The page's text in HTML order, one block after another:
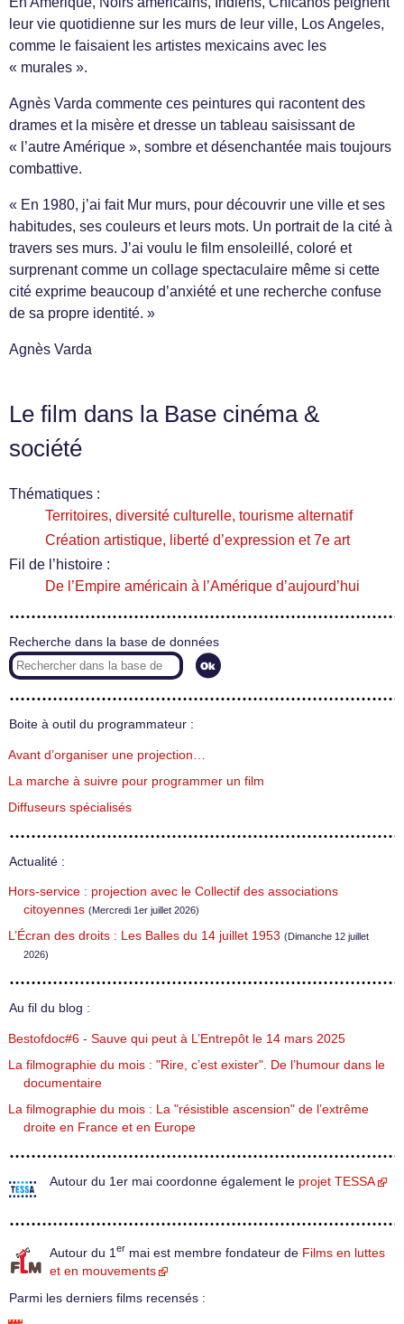
leur vie quotidienne sur les murs de leur ville, Los Angeles,
comme le faisaient les artistes mexicains avec les
« murales ».
Agnès Varda commente ces peintures qui racontent des
drames et la misère et dresse un tableau saisissant de
« l’autre Amérique », sombre et désenchantée mais toujours
combattive.
« En 1980, j’ai fait Mur murs, pour découvrir une ville et ses
habitudes, ses couleurs et leurs mots. Un portrait de la cité à
travers ses murs. J’ai voulu le film ensoleillé, coloré et
surprenant comme un collage spectaculaire même si cette
cité exprime beaucoup d’anxiété et une recherche confuse
de sa propre identité. »
Agnès Varda
Le film dans la Base cinéma &
société
Thématiques :
Territoires, diversité culturelle, tourisme alternatif
Création artistique, liberté d’expression et 7e art
Fil de l’histoire :
De l’Empire américain à l’Amérique d’aujourd’hui
Recherche dans la base de données
Boite à outil du programmateur :
Avant d’organiser une projection…
La marche à suivre pour programmer un film
Diffuseurs spécialisés
Actualité :
Hors-service : projection avec le Collectif des associations
citoyennes (Mercredi 1er juillet 2026)
L’Écran des droits : Les Balles du 14 juillet 1953 (Dimanche 12 juillet
2026)
Au fil du blog :
Bestofdoc#6 - Sauve qui peut à L’Entrepôt le 14 mars 2025
La filmographie du mois : "Rire, c’est exister". De l’humour dans le
documentaire
La filmographie du mois : La "résistible ascension" de l’extrême
droite en France et en Europe
Autour du 1er mai coordonne également le projet TESSA
Autour du 1 er mai est membre fondateur de Films en luttes
et en mouvements
Parmi les derniers films recensés :